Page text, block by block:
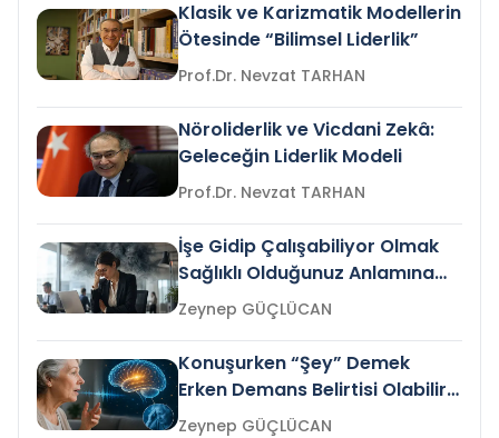
Klasik ve Karizmatik Modellerin
Ötesinde “Bilimsel Liderlik”
Prof.Dr. Nevzat TARHAN
Nöroliderlik ve Vicdani Zekâ:
Geleceğin Liderlik Modeli
Prof.Dr. Nevzat TARHAN
İşe Gidip Çalışabiliyor Olmak
Sağlıklı Olduğunuz Anlamına
Gelir mi?Zeynep GÜÇLÜCAN
Konuşurken “Şey” Demek
Erken Demans Belirtisi Olabilir
mi?
Zeynep GÜÇLÜCAN